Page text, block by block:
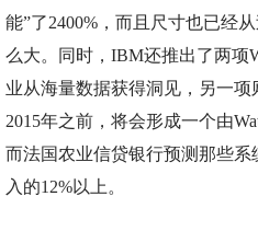
能”了2400%，而且尺寸也已经
么大。同时，IBM还推出了两项
业从海量数据获得洞见，另一项
2015年之前，将会形成一个由
而法国农业信贷银行预测那些
入的12%以上。